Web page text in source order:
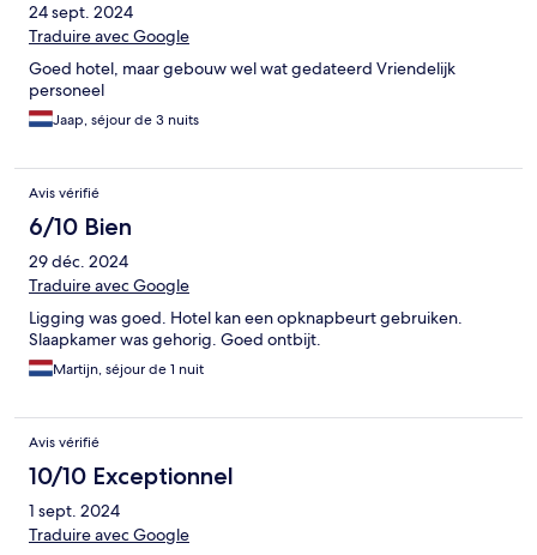
24 sept. 2024
Traduire avec Google
Goed hotel, maar gebouw wel wat gedateerd Vriendelijk
personeel
Jaap, séjour de 3 nuits
Avis vérifié
6/10 Bien
29 déc. 2024
Traduire avec Google
Ligging was goed. Hotel kan een opknapbeurt gebruiken.
Slaapkamer was gehorig. Goed ontbijt.
Martijn, séjour de 1 nuit
Avis vérifié
10/10 Exceptionnel
1 sept. 2024
Traduire avec Google